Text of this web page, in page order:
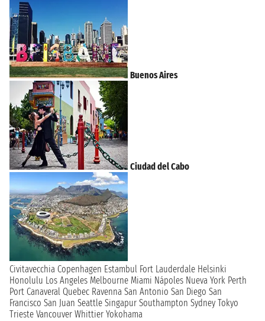
Buenos Aires
Ciudad del Cabo
Civitavecchia Copenhagen Estambul Fort Lauderdale Helsinki
Honolulu Los Angeles Melbourne Miami Nápoles Nueva York Perth
Port Canaveral Quebec Ravenna San Antonio San Diego San
Francisco San Juan Seattle Singapur Southampton Sydney Tokyo
Trieste Vancouver Whittier Yokohama